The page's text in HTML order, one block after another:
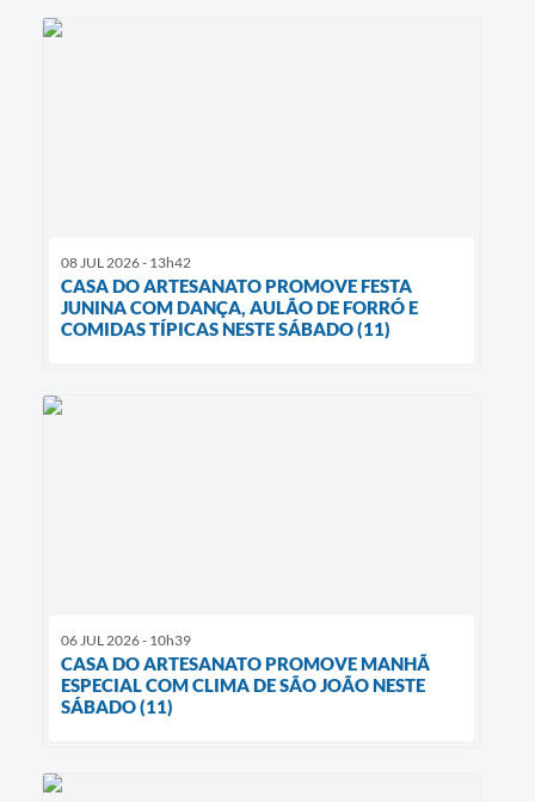
08 JUL 2026 - 13h42
CASA DO ARTESANATO PROMOVE FESTA
JUNINA COM DANÇA, AULÃO DE FORRÓ E
COMIDAS TÍPICAS NESTE SÁBADO (11)
06 JUL 2026 - 10h39
CASA DO ARTESANATO PROMOVE MANHÃ
ESPECIAL COM CLIMA DE SÃO JOÃO NESTE
SÁBADO (11)